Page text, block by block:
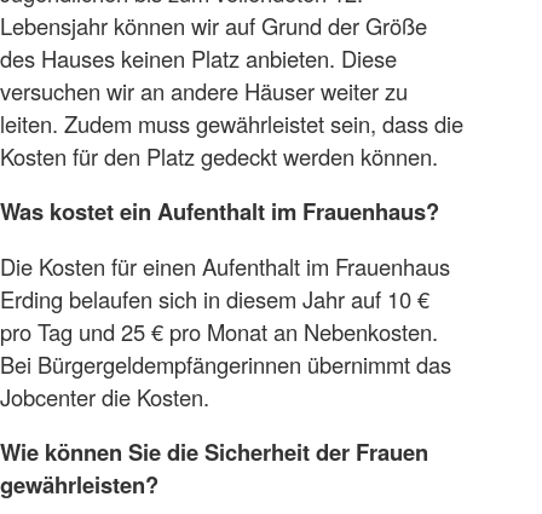
Lebensjahr können wir auf Grund der Größe
des Hauses keinen Platz anbieten. Diese
versuchen wir an andere Häuser weiter zu
leiten. Zudem muss gewährleistet sein, dass die
Kosten für den Platz gedeckt werden können.
Was kostet ein Aufenthalt im Frauenhaus?
Die Kosten für einen Aufenthalt im Frauenhaus
Erding belaufen sich in diesem Jahr auf 10 €
pro Tag und 25 € pro Monat an Nebenkosten.
Bei Bürgergeldempfängerinnen übernimmt das
Jobcenter die Kosten.
Wie können Sie die Sicherheit der Frauen
gewährleisten?